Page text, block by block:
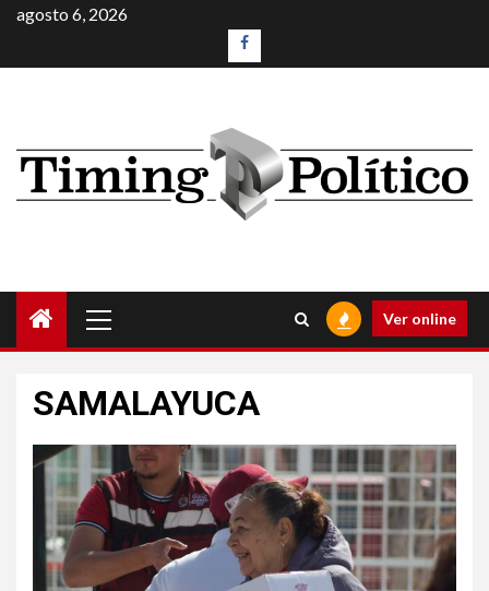
agosto 6, 2026
Ver online
SAMALAYUCA